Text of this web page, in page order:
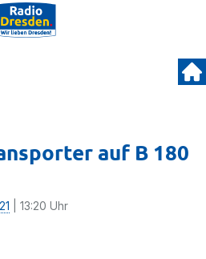
auf B 180
| 13:20 Uhr